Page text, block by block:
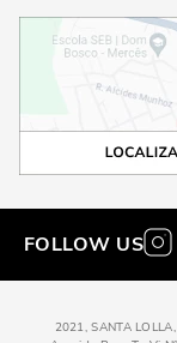
FOLLOW US
2021, SANTA